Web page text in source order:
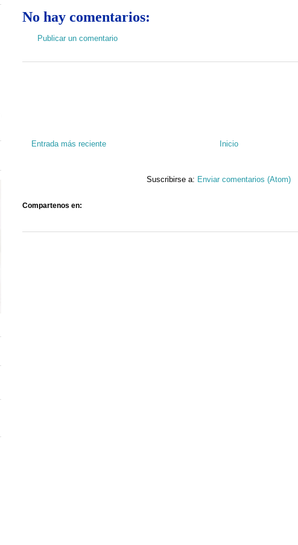
No hay comentarios:
Publicar un comentario
Entrada más reciente Inicio
Suscribirse a: Enviar comentarios (Atom)
Compartenos en: